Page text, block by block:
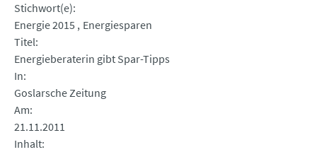
Stichwort(e)
Energie 2015
Energiesparen
Titel
Energieberaterin gibt Spar-Tipps
In
Goslarsche Zeitung
Am
21.11.2011
Inhalt